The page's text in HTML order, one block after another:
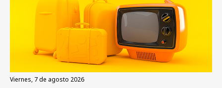
viernes, 7 de agosto 2026